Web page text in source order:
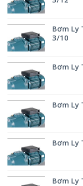
Bơm Ly
3/10
Bơm Ly
Bơm Ly
Bơm Ly
Bơm Ly